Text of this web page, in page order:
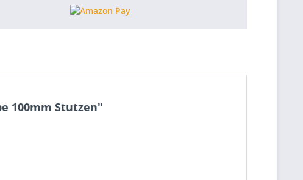
100mm Stutzen"